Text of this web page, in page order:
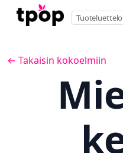
Tuoteluettelo
← Takaisin kokoelmiin